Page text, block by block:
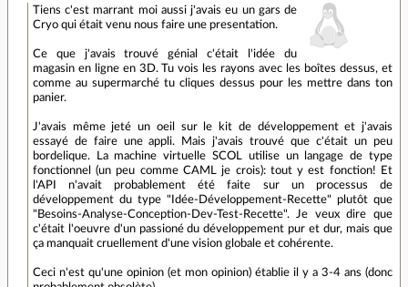
Tiens c'est marrant moi aussi j'avais eu un gars de
Cryo qui était venu nous faire une presentation.
Ce que j'avais trouvé génial c'était l'idée du
magasin en ligne en 3D. Tu vois les rayons avec les boîtes dessus, et
comme au supermarché tu cliques dessus pour les mettre dans ton
panier.
J'avais même jeté un oeil sur le kit de développement et j'avais
essayé de faire une appli. Mais j'avais trouvé que c'était un peu
bordelique. La machine virtuelle SCOL utilise un langage de type
fonctionnel (un peu comme CAML je crois): tout y est fonction! Et
l'API n'avait probablement été faite sur un processus de
développement du type "Idée-Développement-Recette" plutôt que
"Besoins-Analyse-Conception-Dev-Test-Recette". Je veux dire que
c'était l'oeuvre d'un passioné du développement pur et dur, mais que
ça manquait cruellement d'une vision globale et cohérente.
Ceci n'est qu'une opinion (et mon opinion) établie il y a 3-4 ans (donc